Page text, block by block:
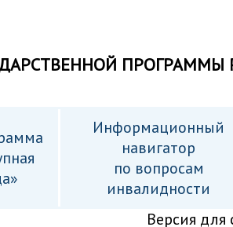
Информационный
навигатор
по вопросам
инвалидности
Версия